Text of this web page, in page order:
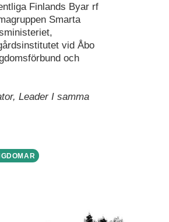
Finlands Byar rf
Smarta
vid Åbo
och
Leader I samma